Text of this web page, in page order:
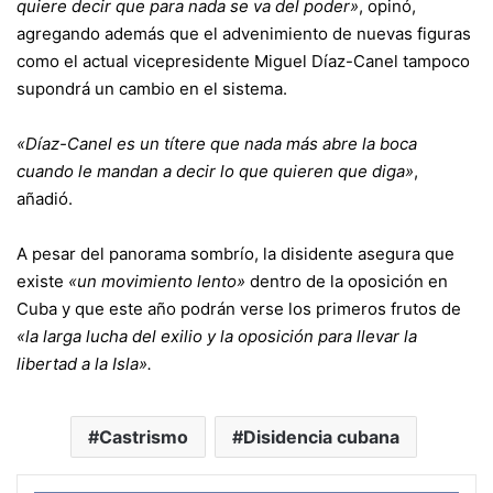
quiere decir que para nada se va del poder», opinó,
agregando además que el advenimiento de nuevas figuras
como el actual vicepresidente Miguel Díaz-Canel tampoco
supondrá un cambio en el sistema.
«Díaz-Canel es un títere que nada más abre la boca
cuando le mandan a decir lo que quieren que diga»,
añadió.
A pesar del panorama sombrío, la disidente asegura que
existe «un movimiento lento» dentro de la oposición en
Cuba y que este año podrán verse los primeros frutos de
«la larga lucha del exilio y la oposición para llevar la
libertad a la Isla».
Castrismo Disidencia cubana